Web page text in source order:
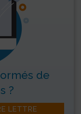
de
?
LETTRE